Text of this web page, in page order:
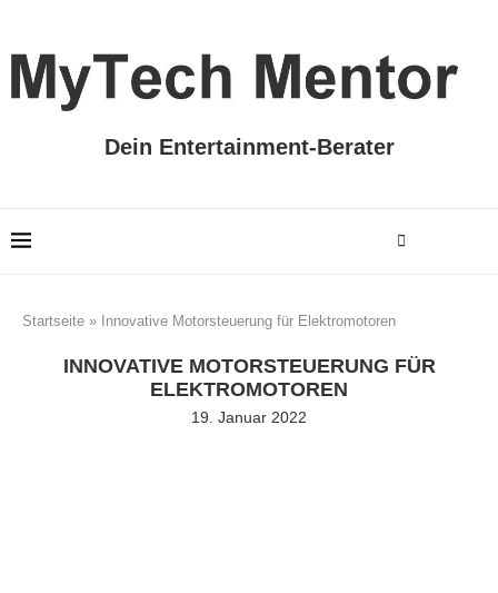
Dein Entertainment-Berater
Startseite » Innovative Motorsteuerung für Elektromotoren
INNOVATIVE MOTORSTEUERUNG FÜR
ELEKTROMOTOREN
19. Januar 2022